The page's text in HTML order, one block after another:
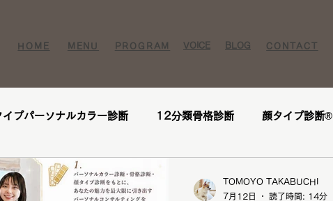
HOME MENU PROGRAM VOICE​ BLOG​​ CONTACT
イプパーソナルカラー診断 12分類骨格診断 顔タイプ診断®️
ター様 お客様の感想
TOMOYO TAKABUCHI
7月12日
読了時間: 14分